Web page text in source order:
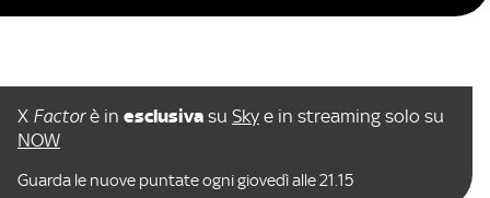
X Factorè in esclusiva su Sky e in streaming solo su
NOW
Guarda le nuove puntate ogni giovedì alle 21.15